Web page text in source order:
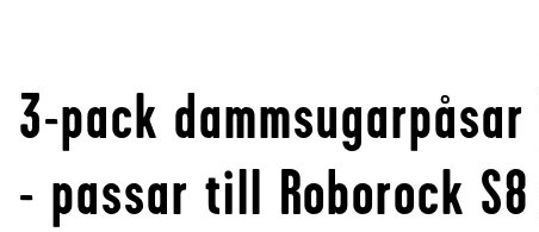
3-pack dammsugarpåsar
- passar till Roborock S8